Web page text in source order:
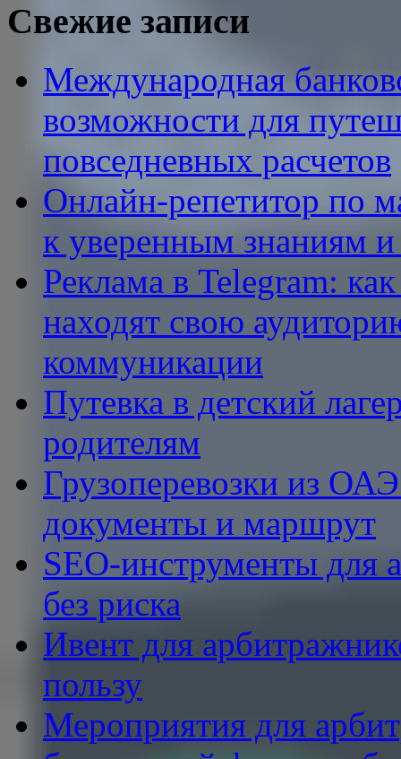
Свежие записи
Международная
возможности для
повседневных расчетов
Онлайн-репетитор по
к уверенным знаниям и
Реклама в Telegram:
находят свою
коммуникации
Путевка в детский
родителям
Грузоперевозки из
документы и маршрут
SEO-инструменты для
без риска
Ивент для
пользу
Мероприятия для